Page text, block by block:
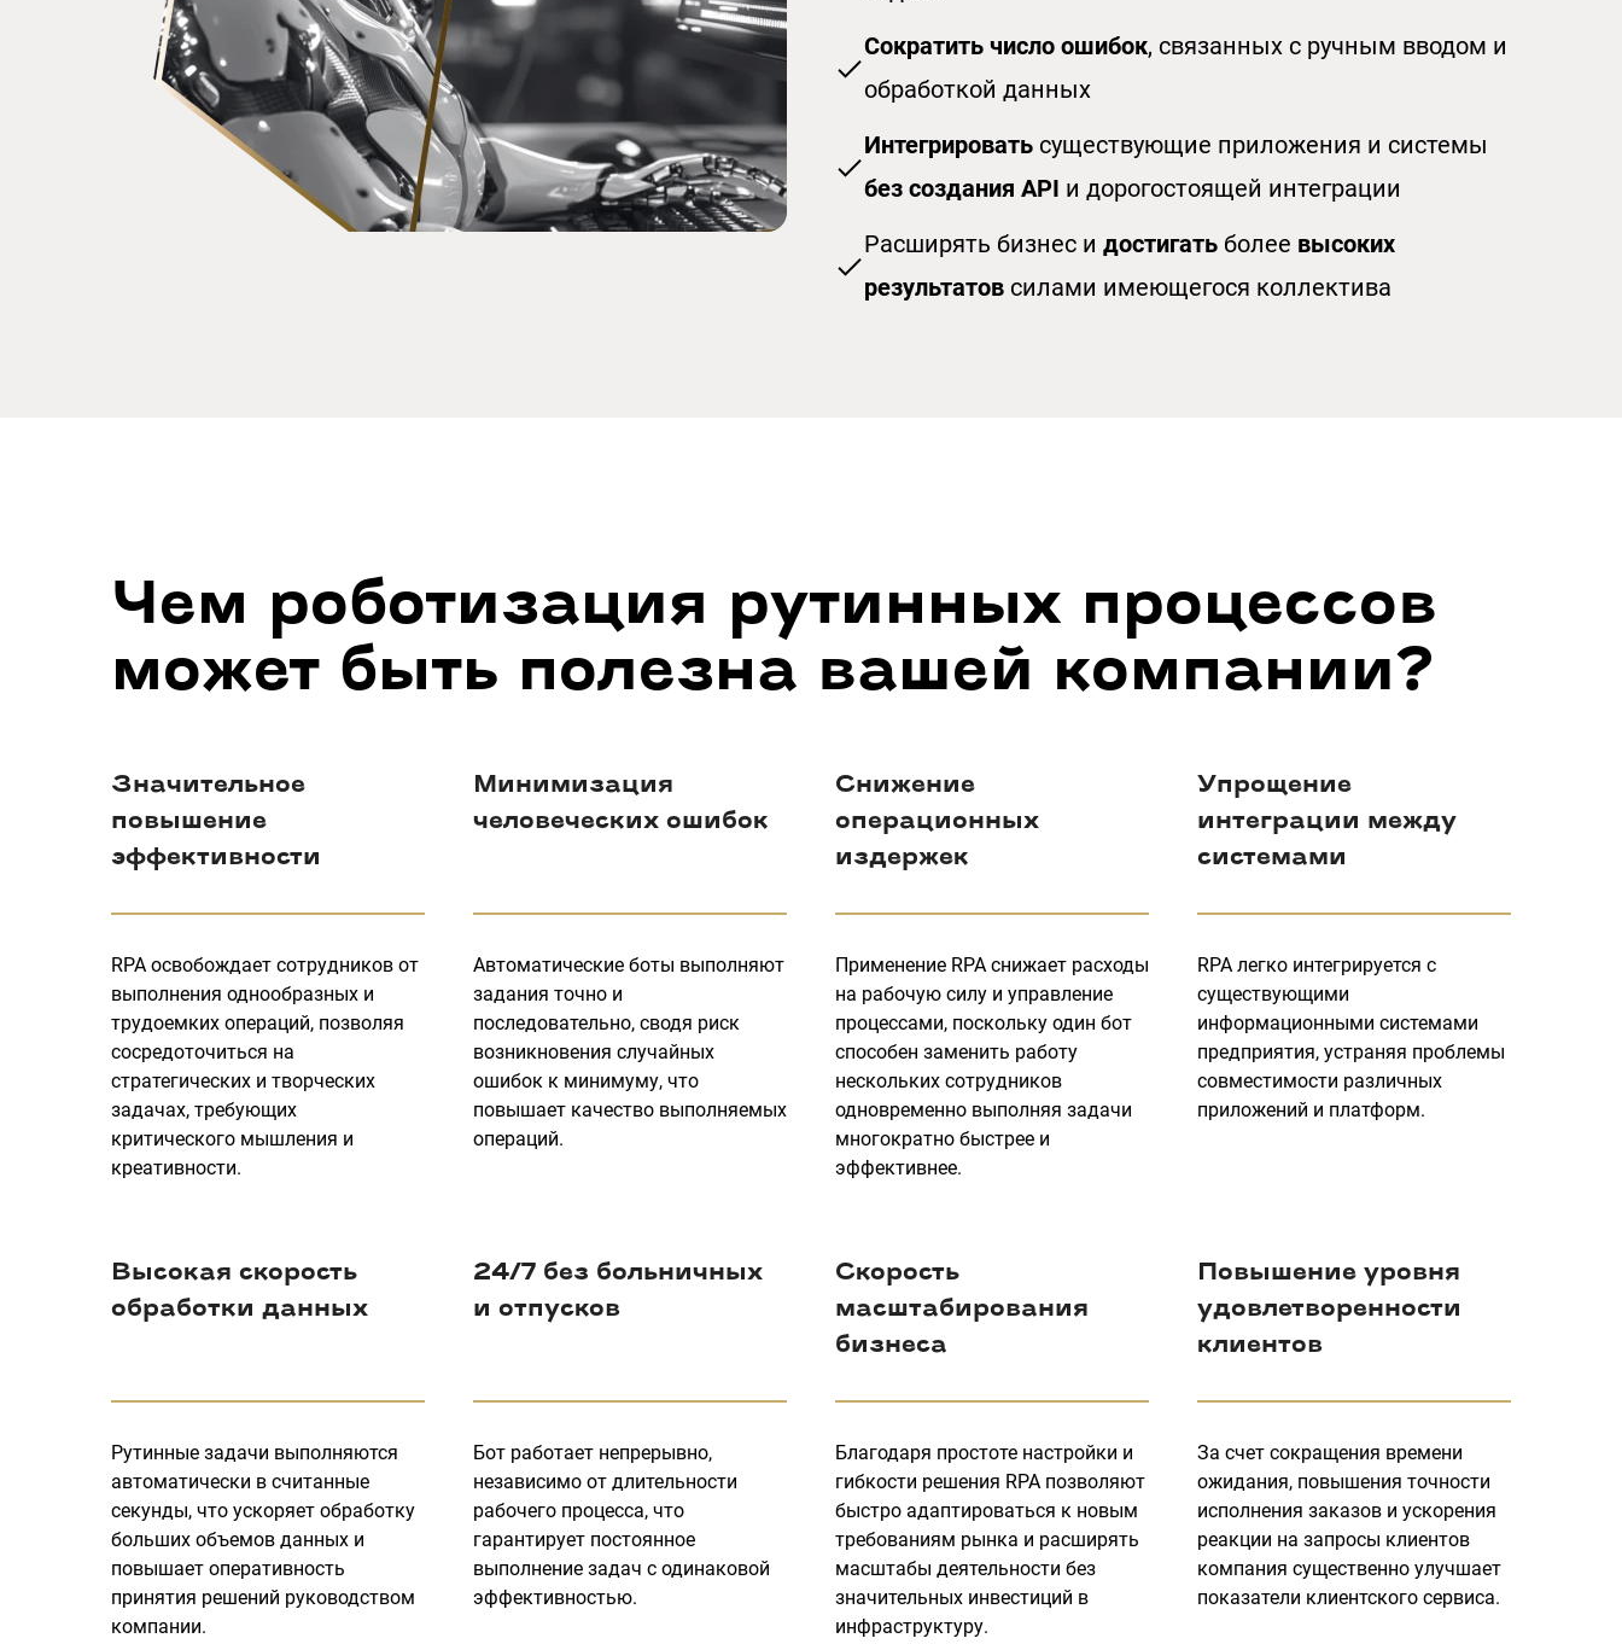
Сократить число ошибок, связанных с ручным вводом и
обработкой данных
Интегрировать существующие приложения и системы
без создания API и дорогостоящей интеграции
Расширять бизнес и достигать более высоких
результатов силами имеющегося коллектива
Чем роботизация рутинных процессов
может быть полезна вашей компании?
Значительное
повышение
эффективности
RPA освобождает сотрудников от
выполнения однообразных и
трудоемких операций, позволяя
сосредоточиться на
стратегических и творческих
задачах, требующих
критического мышления и
креативности.
Минимизация
человеческих ошибок
Автоматические боты выполняют
задания точно и
последовательно, сводя риск
возникновения случайных
ошибок к минимуму, что
повышает качество выполняемых
операций.
Снижение
операционных
издержек
Применение RPA снижает расходы
на рабочую силу и управление
процессами, поскольку один бот
способен заменить работу
нескольких сотрудников
одновременно выполняя задачи
многократно быстрее и
эффективнее.
Упрощение
интеграции между
системами
RPA легко интегрируется с
существующими
информационными системами
предприятия, устраняя проблемы
совместимости различных
приложений и платформ.
Высокая скорость
обработки данных
Рутинные задачи выполняются
автоматически в считанные
секунды, что ускоряет обработку
больших объемов данных и
повышает оперативность
принятия решений руководством
компании.
24/7 без больничных
и отпусков
Бот работает непрерывно,
независимо от длительности
рабочего процесса, что
гарантирует постоянное
выполнение задач с одинаковой
эффективностью.
Скорость
масштабирования
бизнеса
Благодаря простоте настройки и
гибкости решения RPA позволяют
быстро адаптироваться к новым
требованиям рынка и расширять
масштабы деятельности без
значительных инвестиций в
инфраструктуру.
Повышение уровня
удовлетворенности
клиентов
За счет сокращения времени
ожидания, повышения точности
исполнения заказов и ускорения
реакции на запросы клиентов
компания существенно улучшает
показатели клиентского сервиса.